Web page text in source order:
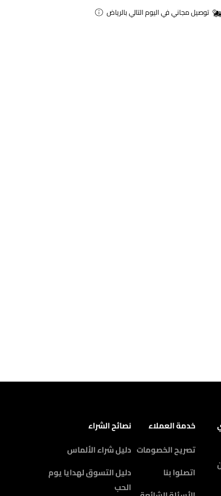
توصيل مجاني في اليوم التالي بالرياض
خدمة العملاء
تصريح الخصومات
اتصلوا بنا
نصائح الشراء
دليل شراء الألماس
دليل التسوق لهدايا يوم
الحب